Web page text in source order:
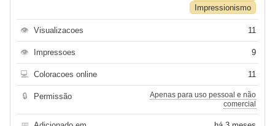
Impressionismo
👁 Visualizacoes 11
👁 Impressoes 9
💻 Coloracoes online 11
🔒 Permissão
Apenas para uso pessoal e não
comercial